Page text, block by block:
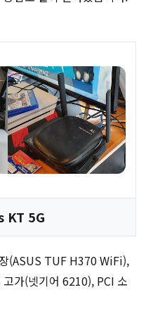
KT 5G
(ASUS TUF H370 WiFi),
가(넷기어 6210), PCI 소